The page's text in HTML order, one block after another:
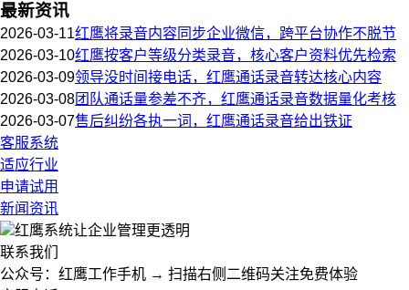
最新资讯
2026-03-11红鹰将录音内容同步企业微信，跨平台协作不脱节
2026-03-10红鹰按客户等级分类录音，核心客户资料优先检索
2026-03-09领导没时间接电话，红鹰通话录音转达核心内容
2026-03-08团队通话量参差不齐，红鹰通话录音数据量化考核
2026-03-07售后纠纷各执一词，红鹰通话录音给出铁证
客服系统
适应行业
申请试用
新闻资讯
红鹰系统让企业管理更透明
联系我们
公众号：红鹰工作手机 → 扫描右侧二维码关注免费体验